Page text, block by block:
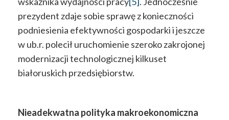
prezydent zdaje sobie sprawę z konieczności
podniesienia efektywności gospodarki i jeszcze
w ub.r. polecił uruchomienie szeroko zakrojonej
modernizacji technologicznej kilkuset
białoruskich przedsiębiorstw.
Nieadekwatna polityka makroekonomiczna